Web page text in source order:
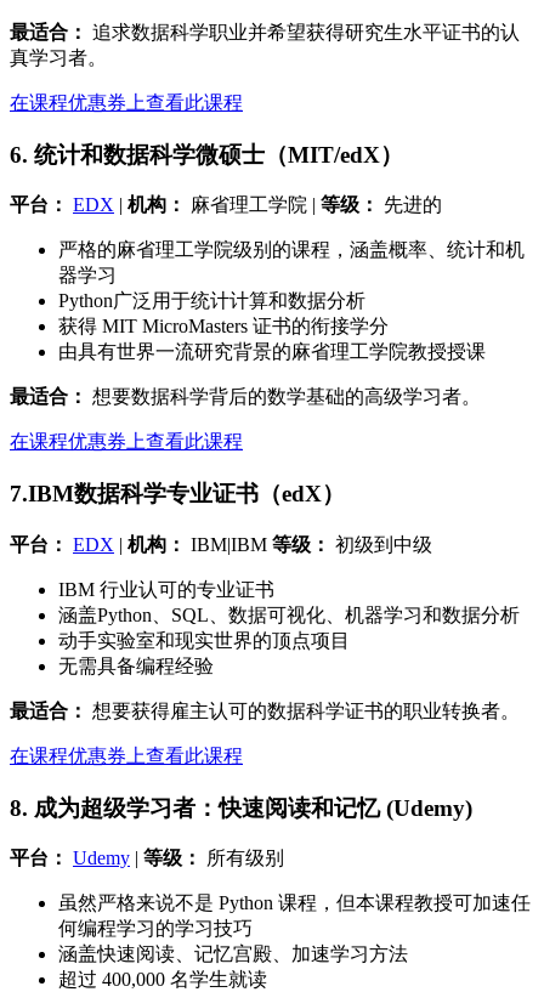
最适合： 追求数据科学职业并希望获得研究生水平证书的认
真学习者。
在课程优惠券上查看此课程
6. 统计和数据科学微硕士（MIT/edX）
平台： EDX 机构： 麻省理工学院 | 等级： 先进的
严格的麻省理工学院级别的课程，涵盖概率、统计和机
器学习
Python广泛用于统计计算和数据分析
获得 MIT MicroMasters 证书的衔接学分
由具有世界一流研究背景的麻省理工学院教授授课
最适合： 想要数据科学背后的数学基础的高级学习者。
在课程优惠券上查看此课程
7.IBM数据科学专业证书（edX）
平台： EDX | 机构： IBM|IBM 等级： 初级到中级
IBM 行业认可的专业证书
涵盖Python、SQL、数据可视化、机器学习和数据分析
动手实验室和现实世界的顶点项目
无需具备编程经验
最适合： 想要获得雇主认可的数据科学证书的职业转换者。
在课程优惠券上查看此课程
8. 成为超级学习者：快速阅读和记忆 (Udemy)
平台： Udemy | 等级： 所有级别
虽然严格来说不是 Python 课程，但本课程教授可加速任
何编程学习的学习技巧
涵盖快速阅读、记忆宫殿、加速学习方法
超过 400,000 名学生就读